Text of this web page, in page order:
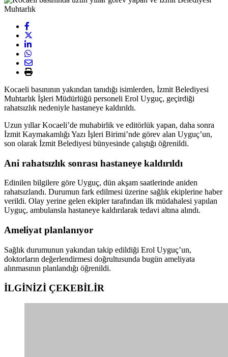
Kocaeli basınının yakından tanıdığı isimlerden, İzmit Belediyesi
Muhtarlık İşleri Müdürlüğü personeli Erol Uyguç, geçirdiği
rahatsızlık nedeniyle hastaneye kaldırıldı.
Uzun yıllar Kocaeli’de muhabirlik ve editörlük yapan, daha sonra
İzmit Kaymakamlığı Yazı İşleri Birimi’nde görev alan Uyguç’un,
son olarak İzmit Belediyesi bünyesinde çalıştığı öğrenildi.
Ani rahatsızlık sonrası hastaneye kaldırıldı
Edinilen bilgilere göre Uyguç, dün akşam saatlerinde aniden
rahatsızlandı. Durumun fark edilmesi üzerine sağlık ekiplerine haber
verildi. Olay yerine gelen ekipler tarafından ilk müdahalesi yapılan
Uyguç, ambulansla hastaneye kaldırılarak tedavi altına alındı.
Ameliyat planlanıyor
Sağlık durumunun yakından takip edildiği Erol Uyguç’un,
doktorların değerlendirmesi doğrultusunda bugün ameliyata
alınmasının planlandığı öğrenildi.
İLGİNİZİ ÇEKEBİLİR